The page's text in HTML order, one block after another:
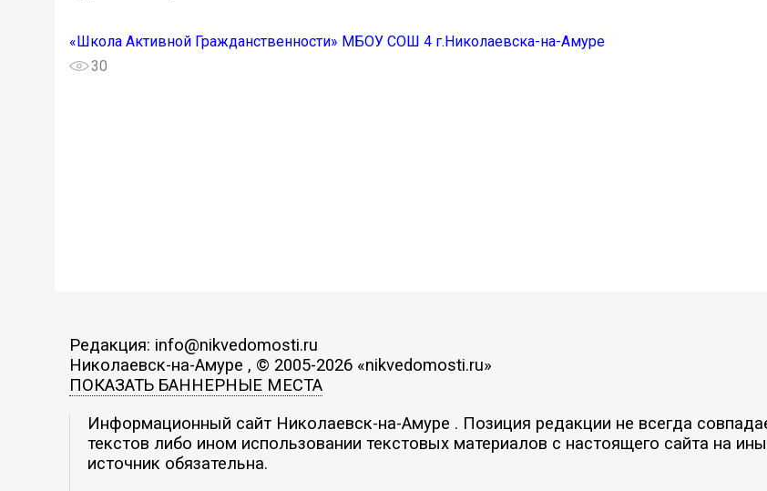
«Школа Активной Гражданственности» МБОУ СОШ 4 г.Николаевска-на-Амуре
30
Редакция: info@nikvedomosti.ru
Николаевск-на-Амуре , © 2005-2026 «nikvedomosti.ru»
ПОКАЗАТЬ БАННЕРНЫЕ МЕСТА
Информационный сайт Николаевск-на-Амуре . Позиция редакции не всегда
текстов либо ином использовании текстовых материалов с настоящего сайта на
источник обязательна.